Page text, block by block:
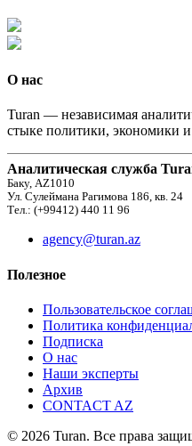
О нас
Turan — независимая
стыке политики, экономики
Аналитическая служба
Баку, AZ1010
Ул. Сулеймана Рагимова 186, кв. 24
Тел.: (+99412) 440 11 96
agency@turan.az
Полезное
Пользовательское
Политика
Подписка
О нас
Наши эксперты
Архив
CONTACT AZ
© 2026 Turan. Все права